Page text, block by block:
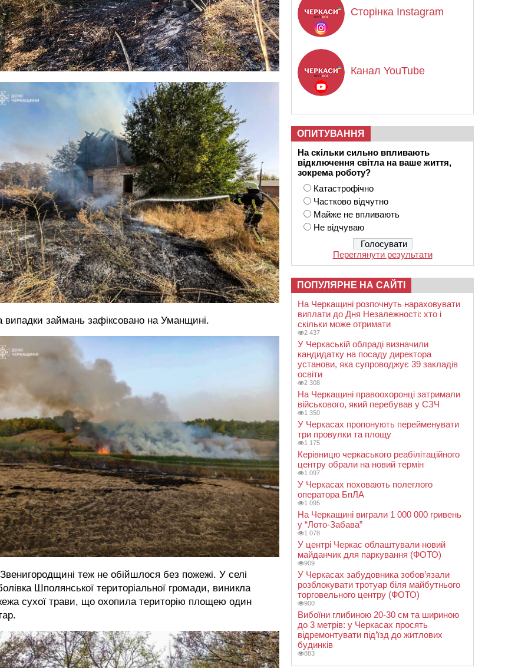
випадки займань зафіксовано на Уманщині.
теж не обійшлося без пожежі. У селі
Шполянської територіальної громади, виникла
сухої трави, що охопила територію площею один
Сторінка Instagram
Канал YouTube
ОПИТУВАННЯ
На скільки сильно впливають
відключення світла на ваше життя,
зокрема роботу?
Катастрофічно
Частково відчутно
Майже не впливають
Не відчуваю
Переглянути результати
ПОПУЛЯРНЕ НА САЙТІ
На Черкащині розпочнуть нараховувати
виплати до Дня Незалежності: хто і
скільки може отримати
2 437
У Черкаській облраді визначили
кандидатку на посаду директора
установи, яка супроводжує 39 закладів
освіти
2 308
На Черкащині правоохоронці затримали
військового, який перебував у СЗЧ
1 350
У Черкасах пропонують перейменувати
три провулки та площу
1 175
Керівницю черкаського реабілітаційного
центру обрали на новий термін
1 097
У Черкасах поховають полеглого
оператора БпЛА
1 095
На Черкащині виграли 1 000 000 гривень
у “Лото-Забава”
1 078
У центрі Черкас облаштували новий
майданчик для паркування (ФОТО)
909
У Черкасах забудовника зобов’язали
розблокувати тротуар біля майбутнього
торговельного центру (ФОТО)
900
Вибоїни глибиною 20-30 см та шириною
до 3 метрів: у Черкасах просять
відремонтувати під’їзд до житлових
будинків
883